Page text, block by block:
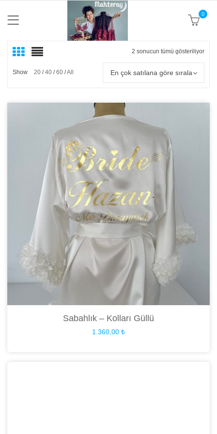
0
2 sonucun tümü gösteriliyor
göre
Show 20 40 60 All En çok satılana göre sırala
Sabahlık – Kolları Güllü
1.360,00 ₺